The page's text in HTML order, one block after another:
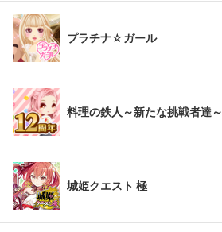
プラチナ☆ガール
料理の鉄人～新たな挑戦者達～
城姫クエスト 極